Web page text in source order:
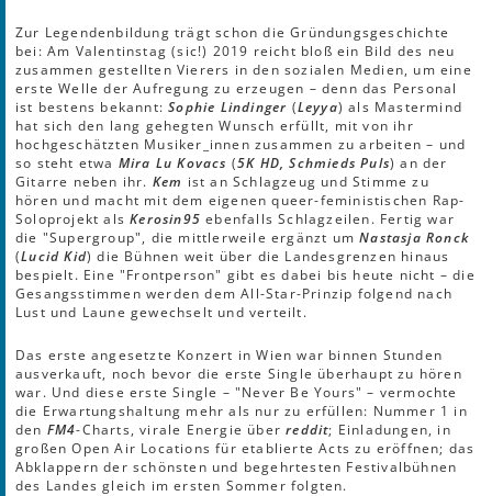
Zur Legendenbildung trägt schon die Gründungsgeschichte
bei: Am Valentinstag (sic!) 2019 reicht bloß ein Bild des neu
zusammen gestellten Vierers in den sozialen Medien, um eine
erste Welle der Aufregung zu erzeugen – denn das Personal
ist bestens bekannt:Sophie Lindinger (Leyya) als Mastermind
hat sich den lang gehegten Wunsch erfüllt, mit von ihr
hochgeschätzten Musiker_innen zusammen zu arbeiten – und
so steht etwa Mira Lu Kovacs (5K HD, Schmieds Puls) an der
Gitarre neben ihr. Kem ist an Schlagzeug und Stimme zu
hören und macht mit dem eigenen queer-feministischen Rap-
Soloprojekt alsKerosin95 ebenfalls Schlagzeilen. Fertig war
die "Supergroup", die mittlerweile ergänzt umNastasja Ronck
(Lucid Kid) die Bühnen weit über die Landesgrenzen hinaus
bespielt. Eine "Frontperson" gibt es dabei bis heute nicht – die
Gesangsstimmen werden dem All-Star-Prinzip folgend nach
Lust und Laune gewechselt und verteilt.
Das erste angesetzte Konzert in Wien war binnen Stunden
ausverkauft, noch bevor die erste Single überhaupt zu hören
war. Und diese erste Single – "Never Be Yours" – vermochte
die Erwartungshaltung mehr als nur zu erfüllen: Nummer 1 in
den FM4-Charts, virale Energie überreddit; Einladungen, in
großen Open Air Locations für etablierte Acts zu eröffnen; das
Abklappern der schönsten und begehrtesten Festivalbühnen
des Landes gleich im ersten Sommer folgten.